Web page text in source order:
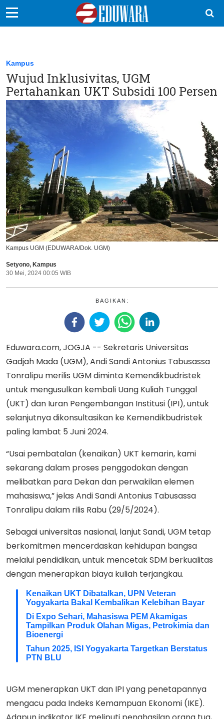
Sekolah Kita
Vokasi
Kampus
Idea
Sains
EduDana
Ikuti Kami di:
Kampus
Wujud Inklusivitas, UGM
Pertahankan UKT Subsidi 100 Persen
Kampus UGM (EDUWARA/Dok. UGM)
Setyono, Kampus
30 Mei, 2024 00:05 WIB
BAGIKAN:
Eduwara.com, JOGJA -- Sekretaris Universitas
Gadjah Mada (UGM), Andi Sandi Antonius Tabusassa
Tonralipu merilis UGM diminta Kemendikbudristek
untuk mengusulkan kembali Uang Kuliah Tunggal
(UKT) dan Iuran Pengembangan Institusi (IPI), untuk
selanjutnya dikonsultasikan ke Kemendikbudristek
paling lambat 5 Juni 2024.
“Usai pembatalan (kenaikan) UKT kemarin, kami
sekarang dalam proses penggodokan dengan
melibatkan para Dekan dan perwakilan elemen
mahasiswa,” jelas Andi Sandi Antonius Tabusassa
Tonralipu dalam rilis Rabu (29/5/2024).
Sebagai universitas nasional, lanjut Sandi, UGM tetap
berkomitmen mencerdaskan kehidupan bangsa
melalui pendidikan, untuk mencetak SDM berkualitas
dengan menerapkan biaya kuliah terjangkau.
Kenaikan UKT Dibatalkan, UPN Veteran
Yogyakarta Bakal Kembalikan Kelebihan Bayar
Di Expo Sehari, Mahasiswa PEM Akamigas
Tampilkan Produk Olahan Migas, Petrokimia dan
Bioenergi
Tahun 2025, ISI Yogyakarta Targetkan Berstatus
PTN BLU
UGM menerapkan UKT dan IPI yang penetapannya
mengacu pada Indeks Kemampuan Ekonomi (IKE).